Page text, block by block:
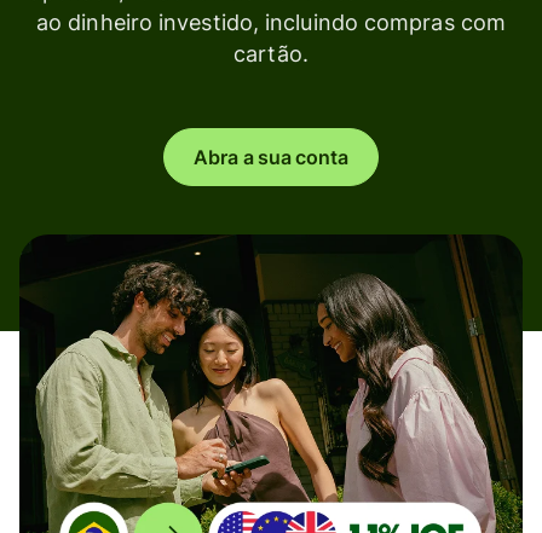
ao dinheiro investido, incluindo compras com
cartão.
Abra a sua conta